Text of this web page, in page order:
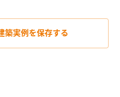
築実例を保存する